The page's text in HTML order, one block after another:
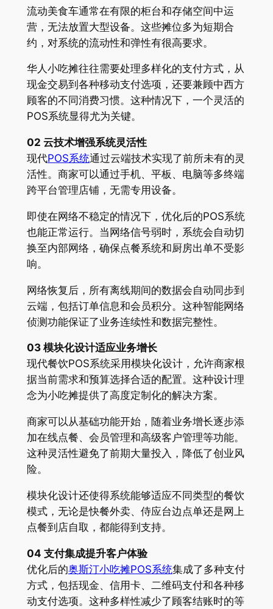
流动美食车通常在有限的柜台和存储空间中运
营，无法放置大型设备。这些摊位多为短期合
约，对系统的流动性和弹性有很高要求。
华人小吃摊往往需要处理多样化的支付方式，从
现金交易到各种移动支付选项，还要兼顾中西方
顾客的不同消费习惯。这种情况下，一个灵活的
POS系统显得尤为关键。
02 云技术增强系统灵活性
现代POS系统通过云端技术实现了前所未有的灵
活性。商家可以通过手机、平板、电脑等多终端
跨平台管理店铺，无需专用设备。
即使在网络不稳定的情况下，优化后的POS系统
也能正常运行。当网络信号弱时，系统会自动切
换至内部网络，确保点餐系统和厨房出单不受影
响。
网络恢复后，所有离线期间的数据会自动同步到
云端，包括订单信息和会员积分。这种智能网络
侦测功能保证了业务连续性和数据完整性。
03 模块化设计适应业务增长
现代餐饮POS系统采用模块化设计，允许商家根
据当前需求和预算选择合适的配置。这种设计理
念为小吃摊提供了高度定制化的解决方案。
商家可以从基础功能开始，随着业务增长逐步添
加在线点餐、会员管理和高级客户管理等功能。
这种灵活性避免了前期大量投入，降低了创业风
险。
模块化设计还使得系统能够适应不同类型的餐饮
模式，无论是快餐外卖、侍应台边点单还是网上
点餐到店自取，都能得到支持。
04 支付集成提升客户体验
优化后的奥斯汀小吃摊POS系统集成了多种支付
方式，包括现金、信用卡、二维码支付和各种移
动支付选项。这种多样性减少了顾客结账时的等